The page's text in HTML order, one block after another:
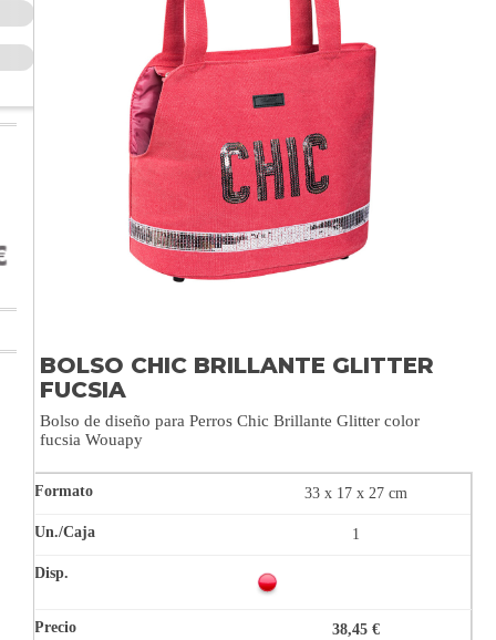
BOLSO CHIC BRILLANTE GLITTER
FUCSIA
Bolso de diseño para Perros Chic Brillante Glitter color
fucsia Wouapy
33 x 17 x 27 cm
1
38,45 €